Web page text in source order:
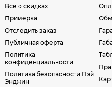
Все о скидках
Примерка
Отследить заказ
Публичная оферта
Политика
конфиденциальности
Политика безопасности Пэй
Энджин